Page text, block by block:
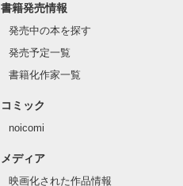
書籍発売情報
発売中の本を探す
発売予定一覧
書籍化作家一覧
コミック
noicomi
メディア
映画化された作品情報